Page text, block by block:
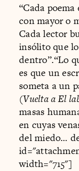
“Cada
con mayor o
Cada lector
insólito que
dentro”.“Lo
es que un
someta a un
(Vuelta a El
masas
en cuyas
del miedo…
width="715"]